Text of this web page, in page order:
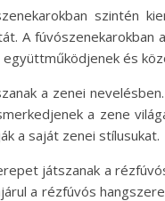
szintén
A
és
a zenei
a zene
a saját zenei stílusukat.
játszanak a
a rézfúvós